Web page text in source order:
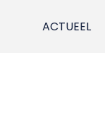
ACTUEEL